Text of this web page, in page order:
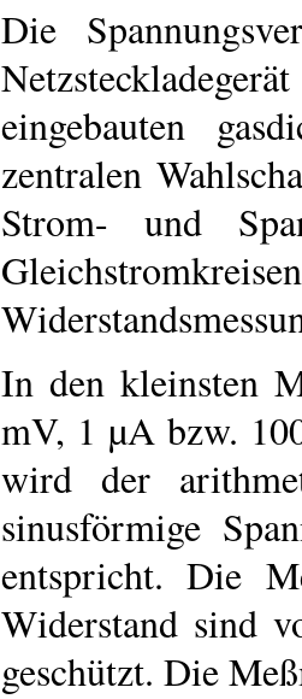
Die
eingebauten
zentralen
Strom- und
In den kleinsten
mV, 1 µA bzw.
wird der
sinusförmige
entspricht. Die
Widerstand sind
geschützt. Die